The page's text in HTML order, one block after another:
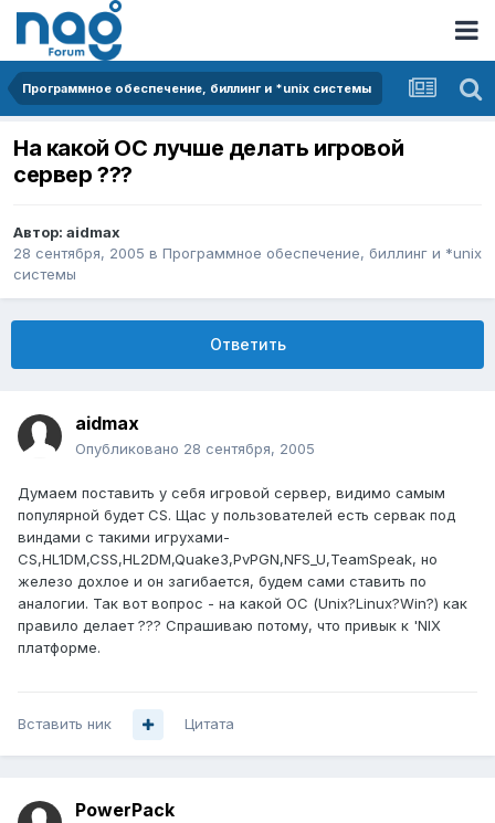
Программное обеспечение, биллинг и *unix системы
На какой ОС лучше делать игровой
сервер ???
Автор: aidmax
28 сентября, 2005 в Программное обеспечение, биллинг и *unix
системы
Ответить
aidmax
Опубликовано 28 сентября, 2005
Думаем поставить у себя игровой сервер, видимо самым
популярной будет CS. Щас у пользователей есть сервак под
виндами с такими игрухами-
CS,HL1DM,CSS,HL2DM,Quake3,PvPGN,NFS_U,TeamSpeak, но
железо дохлое и он загибается, будем сами ставить по
аналогии. Так вот вопрос - на какой ОС (Unix?Linux?Win?) как
правило делает ??? Cпрашиваю потому, что привык к 'NIX
платформе.
Вставить ник Цитата
PowerPack